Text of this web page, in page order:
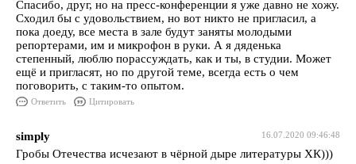
Спасибо, друг, но на пресс-конференции я уже давно не хожу.
Сходил бы с удовольствием, но вот никто не пригласил, а
пока доеду, все места в зале будут заняты молодыми
репортерами, им и микрофон в руки. А я дяденька
степенный, люблю порассуждать, как и ты, в студии. Может
ещё и пригласят, но по другой теме, всегда есть о чем
поговорить, с таким-то опытом.
Ответить Цитировать
16.07.2020 09:46:48
simply
Гробы Отечества исчезают в чёрной дыре литературы ХК)))